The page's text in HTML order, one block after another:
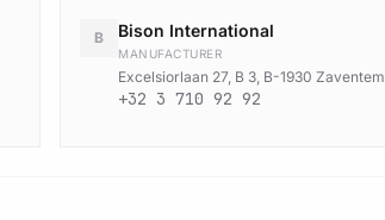
B Bison International
MANUFACTURER
Excelsiorlaan 27, B 3, B-1930 Zaventem
+32 3 710 92 92